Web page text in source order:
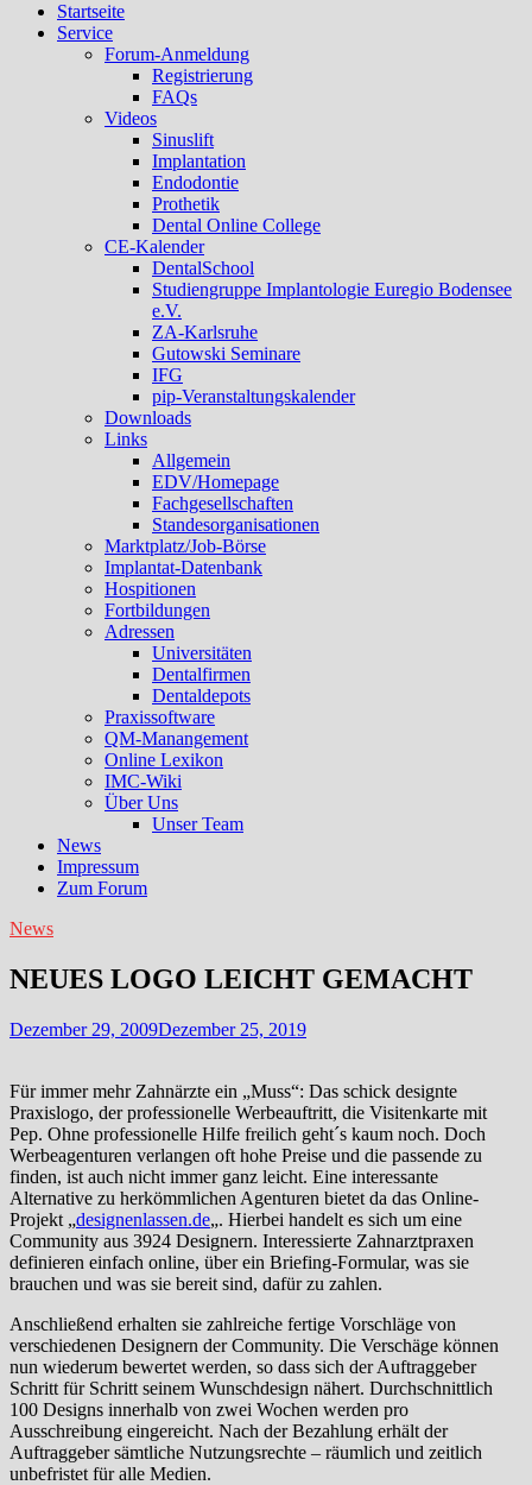
Startseite
Service
Forum-Anmeldung
Registrierung
FAQs
Videos
Sinuslift
Implantation
Endodontie
Prothetik
Dental Online College
CE-Kalender
DentalSchool
Studiengruppe Implantologie Euregio Bodensee
e.V.
ZA-Karlsruhe
Gutowski Seminare
IFG
pip-Veranstaltungskalender
Downloads
Links
Allgemein
EDV/Homepage
Fachgesellschaften
Standesorganisationen
Marktplatz/Job-Börse
Implantat-Datenbank
Hospitionen
Fortbildungen
Adressen
Universitäten
Dentalfirmen
Dentaldepots
Praxissoftware
QM-Manangement
Online Lexikon
IMC-Wiki
Über Uns
Unser Team
News
Impressum
Zum Forum
News
NEUES LOGO LEICHT GEMACHT
Dezember 29, 2009Dezember 25, 2019
Für immer mehr Zahnärzte ein „Muss“: Das schick designte
Praxislogo, der professionelle Werbeauftritt, die Visitenkarte mit
Pep. Ohne professionelle Hilfe freilich geht´s kaum noch. Doch
Werbeagenturen verlangen oft hohe Preise und die passende zu
finden, ist auch nicht immer ganz leicht. Eine interessante
Alternative zu herkömmlichen Agenturen bietet da das Online-
Projekt „designenlassen.de„. Hierbei handelt es sich um eine
Community aus 3924 Designern. Interessierte Zahnarztpraxen
definieren einfach online, über ein Briefing-Formular, was sie
brauchen und was sie bereit sind, dafür zu zahlen.
Anschließend erhalten sie zahlreiche fertige Vorschläge von
verschiedenen Designern der Community. Die Verschäge können
nun wiederum bewertet werden, so dass sich der Auftraggeber
Schritt für Schritt seinem Wunschdesign nähert. Durchschnittlich
100 Designs innerhalb von zwei Wochen werden pro
Ausschreibung eingereicht. Nach der Bezahlung erhält der
Auftraggeber sämtliche Nutzungsrechte – räumlich und zeitlich
unbefristet für alle Medien.